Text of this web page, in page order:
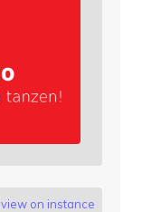
view on instance